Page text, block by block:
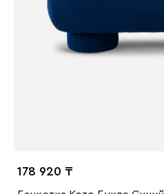
178 920